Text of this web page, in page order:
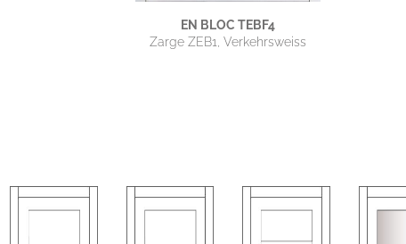
EN BLOC TEBF4
Zarge ZEB1, Verkehrsweiss